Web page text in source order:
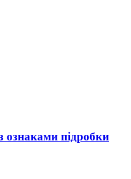
ознаками підробки